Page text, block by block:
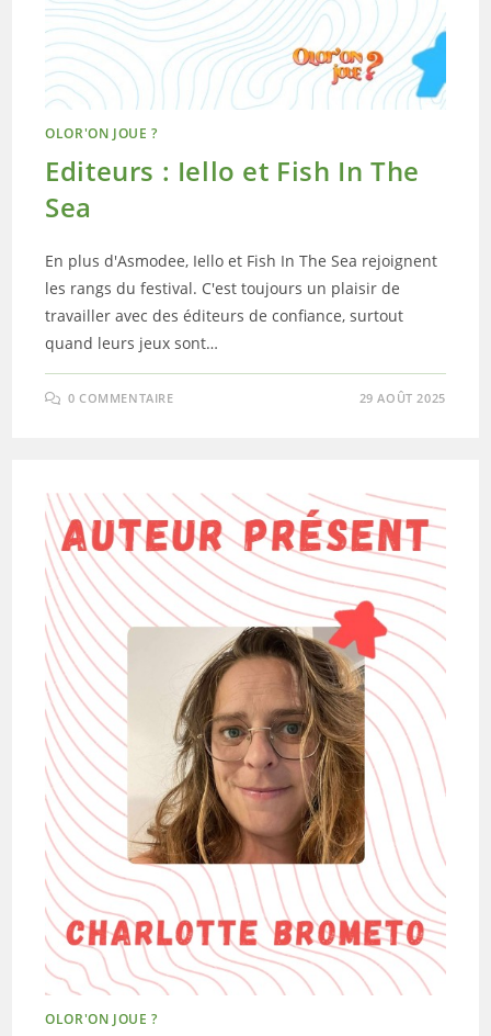
OLOR'ON JOUE ?
Editeurs : Iello et Fish In The
Sea
En plus d'Asmodee, Iello et Fish In The Sea rejoignent
les rangs du festival. C'est toujours un plaisir de
travailler avec des éditeurs de confiance, surtout
quand leurs jeux sont…
0 COMMENTAIRE 29 AOÛT 2025
OLOR'ON JOUE ?